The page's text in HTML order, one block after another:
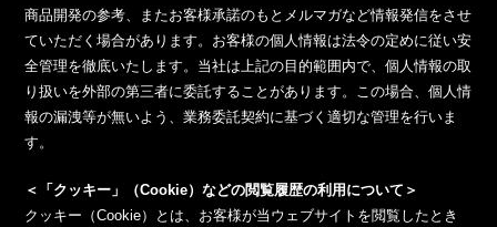
商品開発の参考、またお客様承諾のもとメルマガなど情報発信をさせ
ていただく場合があります。お客様の個人情報は法令の定めに従い安
全管理を徹底いたします。当社は上記の目的範囲内で、個人情報の取
り扱いを外部の第三者に委託することがあります。この場合、個人情
報の漏洩等が無いよう、業務委託契約に基づく適切な管理を行いま
す。
＜「クッキー」（Cookie）などの閲覧履歴の利用について＞
クッキー（Cookie）とは、お客様が当ウェブサイトを閲覧したとき